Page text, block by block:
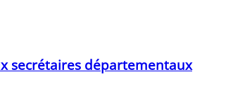
secrétaires départementaux